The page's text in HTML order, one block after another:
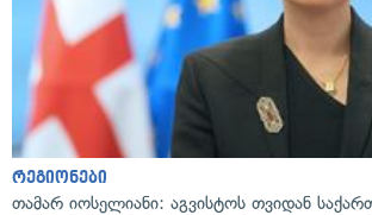
რეგიონები
თამარ იოსელიანი: აგვისტოს თვიდან